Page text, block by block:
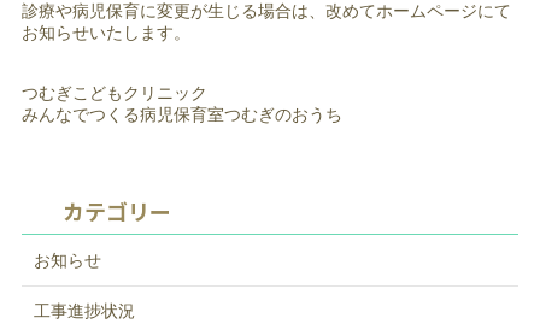
診療や病児保育に変更が生じる場合は、改めてホームページにて
お知らせいたします。
つむぎこどもクリニック
みんなでつくる病児保育室つむぎのおうち
カテゴリー
お知らせ
工事進捗状況